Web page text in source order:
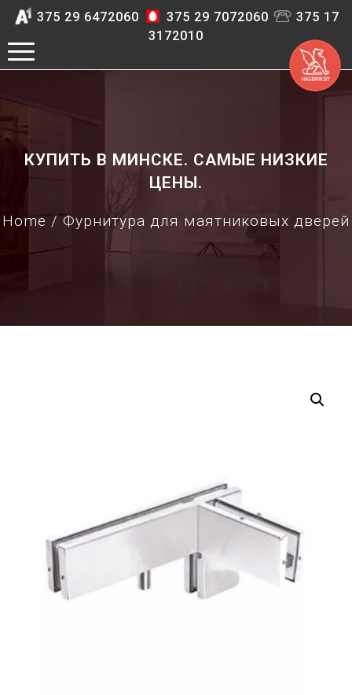
375 29 6472060 375 29 7072060
375 17
3172010
КУПИТЬ В МИНСКЕ. САМЫЕ НИЗКИЕ
ЦЕНЫ.
Home / Фурнитура для маятниковых дверей